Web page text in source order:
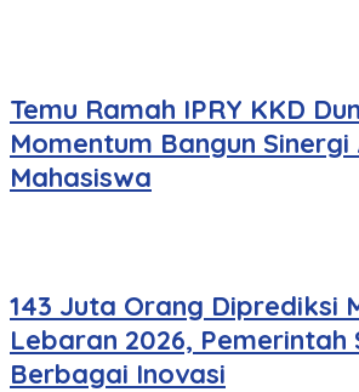
Temu Ramah IPRY KKD
Momentum Bangun
Mahasiswa
143 Juta Orang Diprediksi
Lebaran 2026, Pemerintah
Berbagai Inovasi